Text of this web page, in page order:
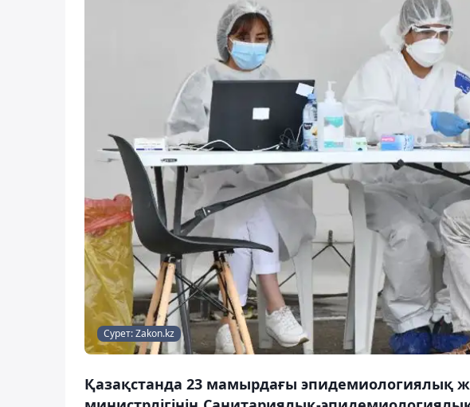
Сурет: Zakon.kz
Қазақстанда 23 мамырдағы эпидемиологиялық